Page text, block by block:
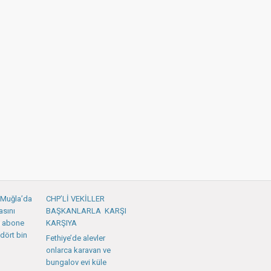
abone
dört bin
CHP’Lİ VEKİLLER
BAŞKANLARLA KARŞI
KARŞIYA
Fethiye’de alevler
onlarca karavan ve
bungalov evi küle